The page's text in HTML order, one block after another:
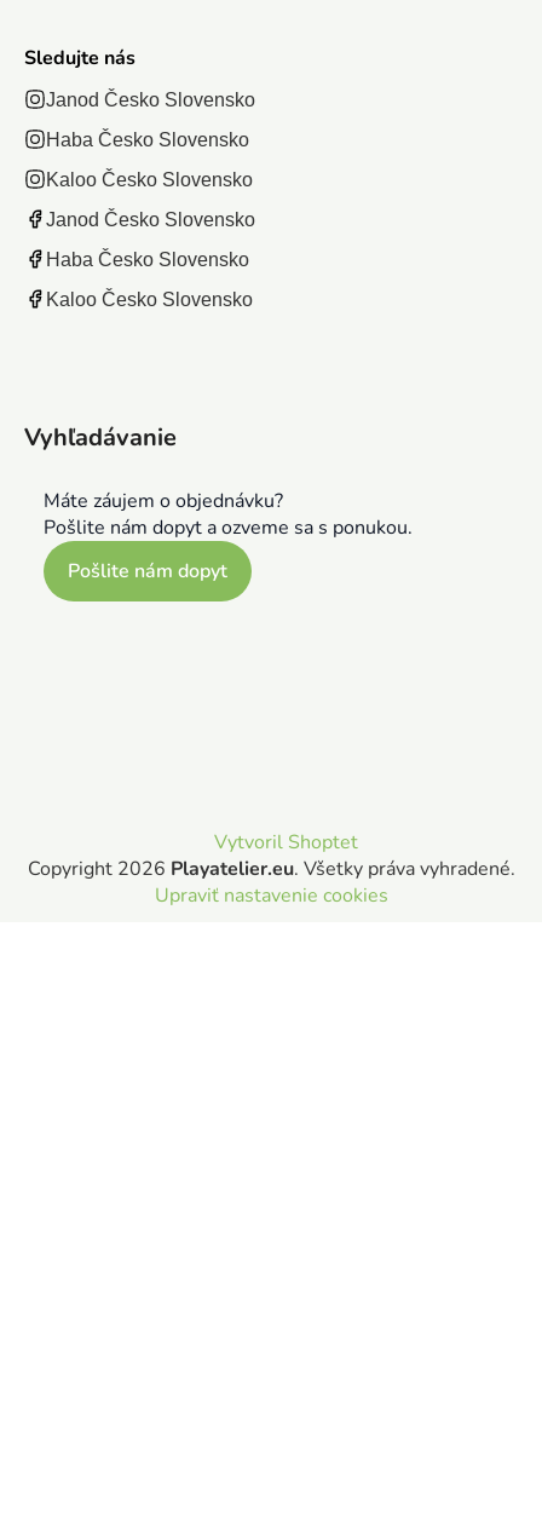
Sledujte nás
Janod Česko Slovensko
Haba Česko Slovensko
Kaloo Česko Slovensko
Janod Česko Slovensko
Haba Česko Slovensko
Kaloo Česko Slovensko
Vyhľadávanie
Máte záujem o objednávku?
Pošlite nám dopyt a ozveme sa s ponukou.
Pošlite nám dopyt
Vytvoril Shoptet
Copyright 2026 Playatelier.eu. Všetky práva vyhradené.
Upraviť nastavenie cookies